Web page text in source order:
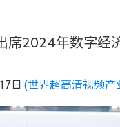
2024年数字经
日 (世界超高清视频产